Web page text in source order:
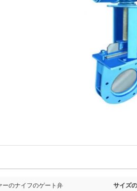
ーのナイフのゲート弁 サイズ